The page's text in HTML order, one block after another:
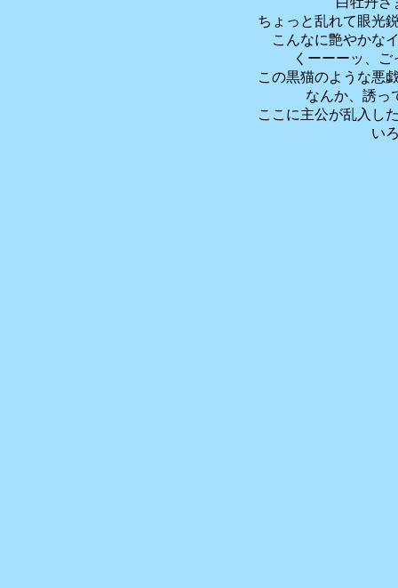
ちょっと乱れて眼光
こんなに艶やかな
くーーーッ、
この黒猫のような悪
なんか、誘っ
ここに主公が乱入し
い